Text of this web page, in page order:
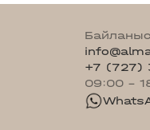
Байланыс
+7 (727)
09:00 -